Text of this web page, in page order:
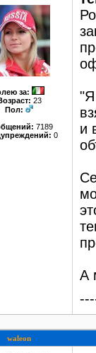
за:
23
Пол:
7189
0
"Я
и
А
waleon